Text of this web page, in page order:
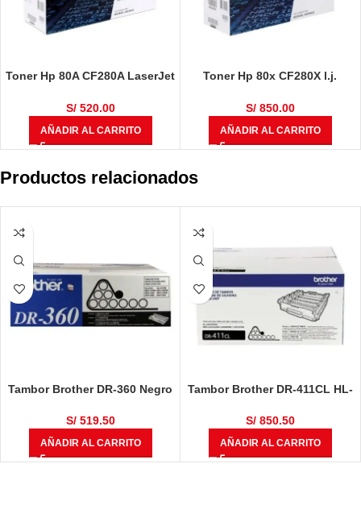
Toner Hp 80A CF280A LaserJet
Negro 2.700 Páginas
S/520.00
AÑADIR AL CARRITO
Toner Hp 80x CF280X l.j.
S/850.00
AÑADIR AL CARRITO
Productos relacionados
Tambor Brother DR-360 Negro
S/519.50
AÑADIR AL CARRITO
Tambor Brother DR-411CL HL-
MULTIF, MFC-L8610CDW, MFC-
L8900CDW 50,000 Páginas
S/850.50
AÑADIR AL CARRITO